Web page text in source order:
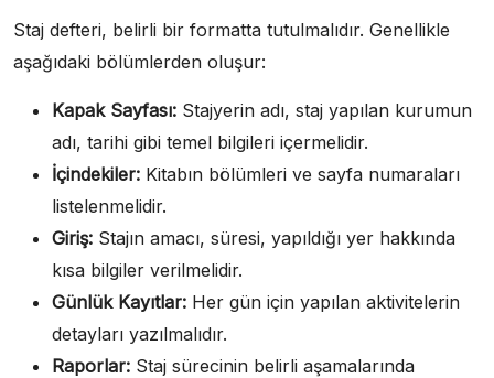
Staj defteri, belirli bir formatta tutulmalıdır. Genellikle
aşağıdaki bölümlerden oluşur:
Kapak Sayfası: Stajyerin adı, staj yapılan kurumun
adı, tarihi gibi temel bilgileri içermelidir.
İçindekiler: Kitabın bölümleri ve sayfa numaraları
listelenmelidir.
Giriş: Stajın amacı, süresi, yapıldığı yer hakkında
kısa bilgiler verilmelidir.
Günlük Kayıtlar: Her gün için yapılan aktivitelerin
detayları yazılmalıdır.
Raporlar: Staj sürecinin belirli aşamalarında